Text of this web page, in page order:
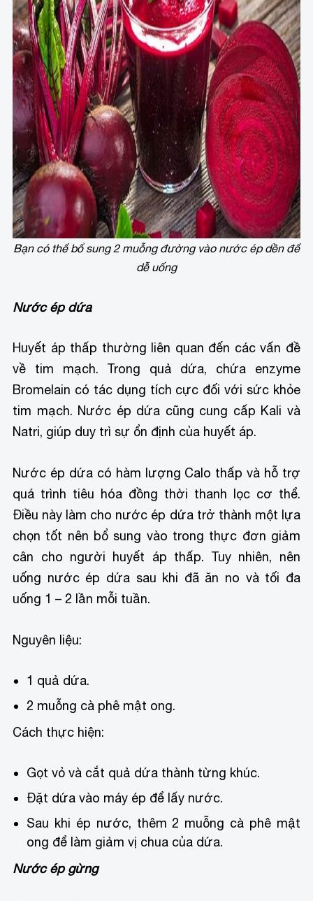
Bạn có thể bổ sung 2 muỗng đường vào nước ép dền để
dễ uống
Nước ép dứa
Huyết áp thấp thường liên quan đến các vấn đề
về tim mạch. Trong quả dứa, chứa enzyme
Bromelain có tác dụng tích cực đối với sức khỏe
tim mạch. Nước ép dứa cũng cung cấp Kali và
Natri, giúp duy trì sự ổn định của huyết áp.
Nước ép dứa có hàm lượng Calo thấp và hỗ trợ
quá trình tiêu hóa đồng thời thanh lọc cơ thể.
Điều này làm cho nước ép dứa trở thành một lựa
chọn tốt nên bổ sung vào trong thực đơn giảm
cân cho người huyết áp thấp. Tuy nhiên, nên
uống nước ép dứa sau khi đã ăn no và tối đa
uống 1 – 2 lần mỗi tuần.
Nguyên liệu:
1 quả dứa.
2 muỗng cà phê mật ong.
Cách thực hiện:
Gọt vỏ và cắt quả dứa thành từng khúc.
Đặt dứa vào máy ép để lấy nước.
Sau khi ép nước, thêm 2 muỗng cà phê mật
ong để làm giảm vị chua của dứa.
Nước ép gừng